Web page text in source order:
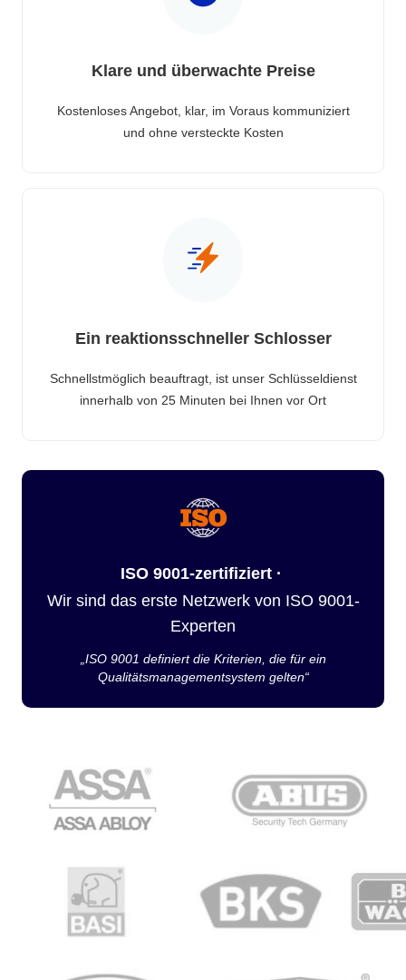
Klare und überwachte Preise
Kostenloses Angebot, klar, im Voraus kommuniziert
und ohne versteckte Kosten
Ein reaktionsschneller Schlosser
Schnellstmöglich beauftragt, ist unser Schlüsseldienst
innerhalb von 25 Minuten bei Ihnen vor Ort
ISO 9001-zertifiziert ·
Wir sind das erste Netzwerk von ISO 9001-
Experten
„ISO 9001 definiert die Kriterien, die für ein
Qualitätsmanagementsystem gelten“